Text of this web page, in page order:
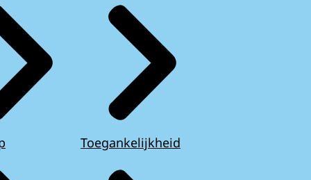
Toegankelijkheid